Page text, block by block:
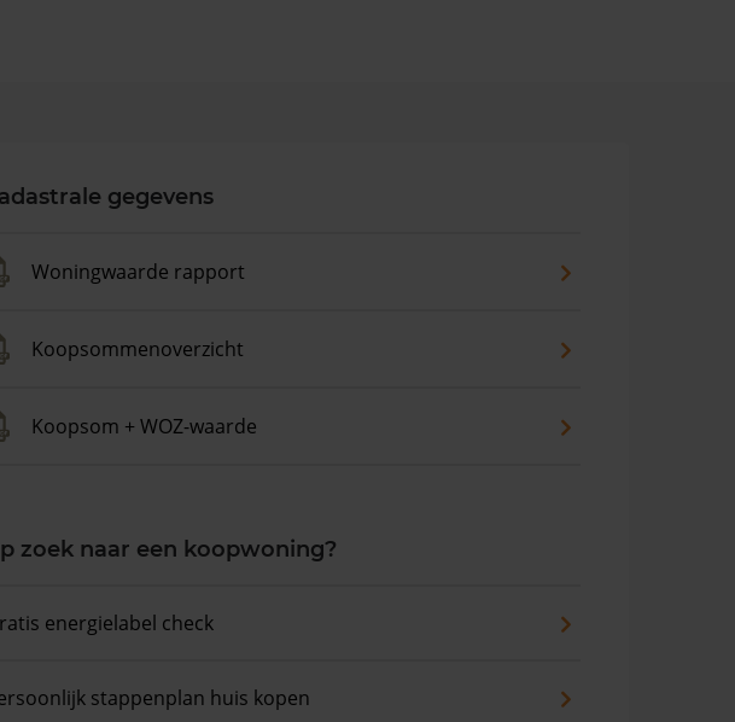
gegevens
Woningwaarde rapport
Koopsommenoverzicht
Koopsom + WOZ-waarde
zoek naar een koopwoning?
energielabel check
stappenplan huis kopen